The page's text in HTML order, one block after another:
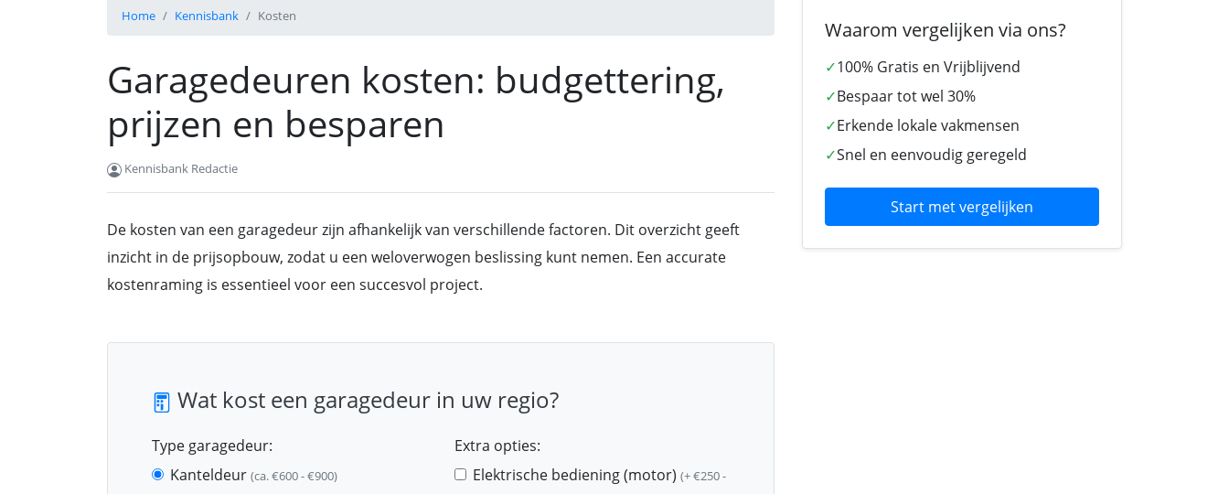
Home Kennisbank Kosten
Garagedeuren kosten: budgettering,
prijzen en besparen
Kennisbank Redactie
De kosten van een garagedeur zijn afhankelijk van verschillende factoren. Dit overzicht geeft
inzicht in de prijsopbouw, zodat u een weloverwogen beslissing kunt nemen. Een accurate
kostenraming is essentieel voor een succesvol project.
Wat kost een garagedeur in uw regio?
Type garagedeur:
Kanteldeur (ca. €600 - €900)
Extra opties:
Elektrische bediening (motor) (+ €250 -
Waarom vergelijken via ons?
✓100% Gratis en Vrijblijvend
✓Bespaar tot wel 30%
✓Erkende lokale vakmensen
✓Snel en eenvoudig geregeld
Start met vergelijken